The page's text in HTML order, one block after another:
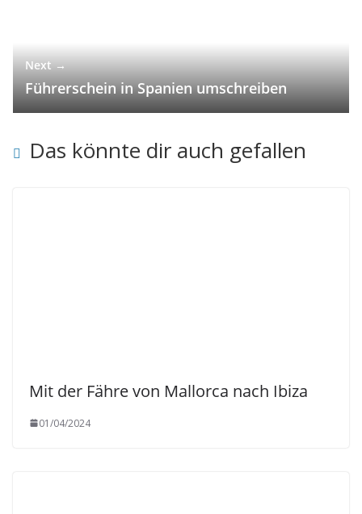
Next →
Führerschein in Spanien umschreiben
Das könnte dir auch gefallen
Mit der Fähre von Mallorca nach Ibiza
01/04/2024